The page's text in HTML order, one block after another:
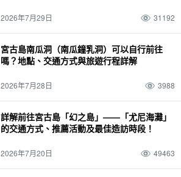
2026年7月29日 31192
宮古島南瓜洞（南瓜鐘乳洞）可以自行前往
嗎？地點、交通方式與旅遊行程詳解
2026年7月28日 3988
詳解前往宮古島「幻之島」——「尤尼海灘」
的交通方式、推薦活動及最佳造訪時段！
2026年7月20日 49463